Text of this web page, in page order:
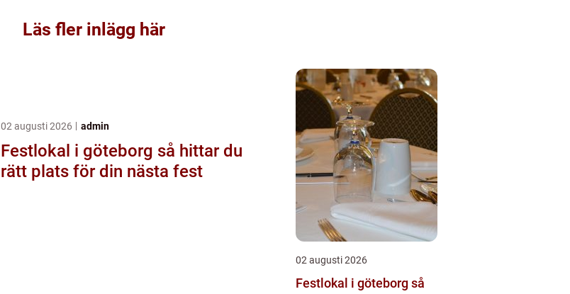
Läs fler inlägg här
02 augusti 2026 admin
Festlokal i göteborg så hittar du
rätt plats för din nästa fest
02 augusti 2026
Festlokal i göteborg så